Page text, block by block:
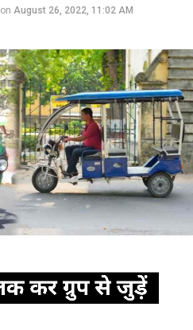
on August 26, 2022, 11:02 AM